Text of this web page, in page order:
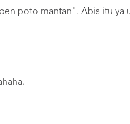
poto mantan". Abis itu ya